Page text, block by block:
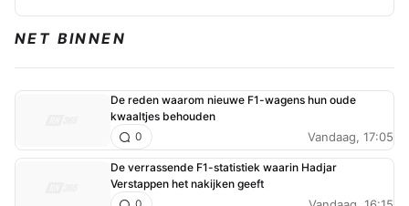
NET BINNEN
De reden waarom nieuwe F1-wagens hun oude
kwaaltjes behouden
Vandaag, 17:05
0
De verrassende F1-statistiek waarin Hadjar
Verstappen het nakijken geeft